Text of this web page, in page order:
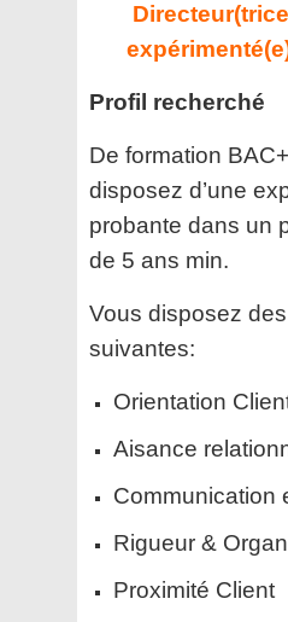
Profil recherché
De formation
disposez d’une
probante dans un
de 5 ans min.
Vous disposez
suivantes:
Orientation
Aisance
Communication
Rigueur &
Proximité Client